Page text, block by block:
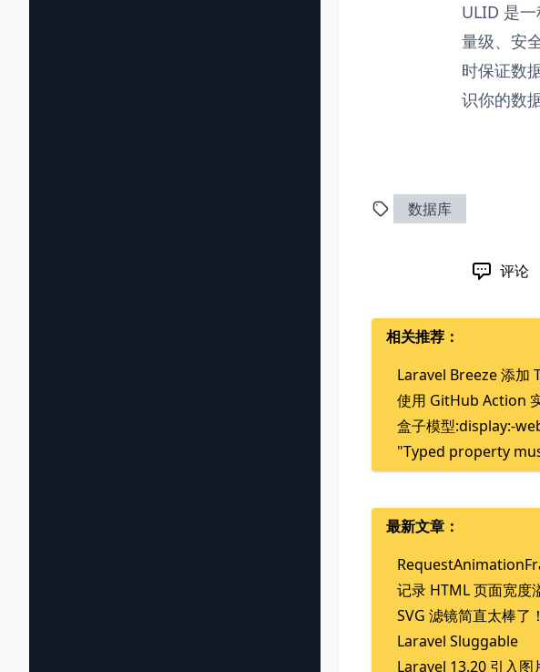
ULID 是
量级、安
时保证数
识你的数
数据库
评论
相关推荐：
Laravel Breeze 添加
使用 GitHub Action
盒子模型:display:-
"Typed property
最新文章：
记录 HTML 页面宽度
SVG 滤镜简直太棒了！
Laravel Sluggable
Laravel 13.20 引入图